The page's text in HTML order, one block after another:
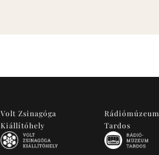
Volt Zsinagóga
Kiállítóhely
Rádiómúzeum
Tardos